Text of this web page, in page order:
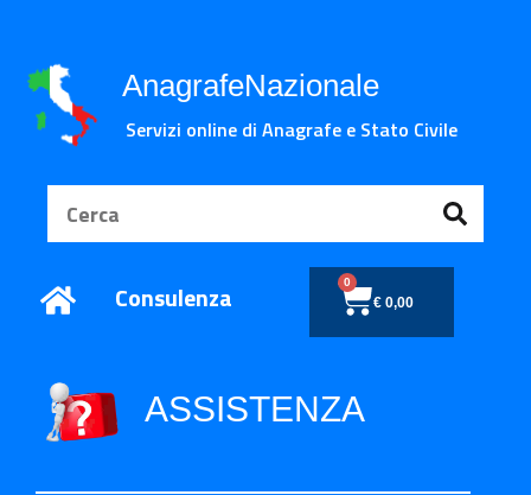
AnagrafeNazionale
Servizi online di Anagrafe e Stato Civile
Consulenza €0,00
0
ASSISTENZA